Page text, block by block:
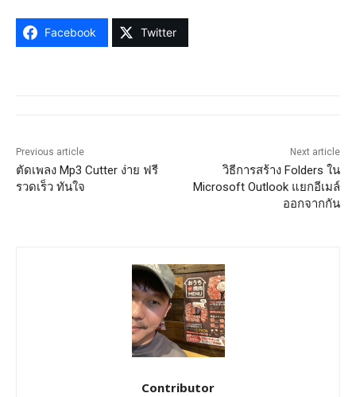
Facebook Twitter
Previous article
ตัดเพลง Mp3 Cutter ง่าย ฟรี
รวดเร็ว ทันใจ
Next article
วิธีการสร้าง Folders ใน
Microsoft Outlook แยกอีเมล์
ออกจากกัน
Contributor